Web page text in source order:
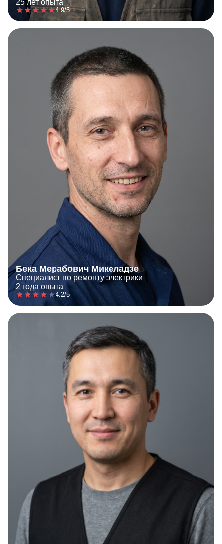
25 лет опыта
4.9/5
Бека Мерабович Микеладзе
Специалист по ремонту электрики
2 года опыта
4.2/5